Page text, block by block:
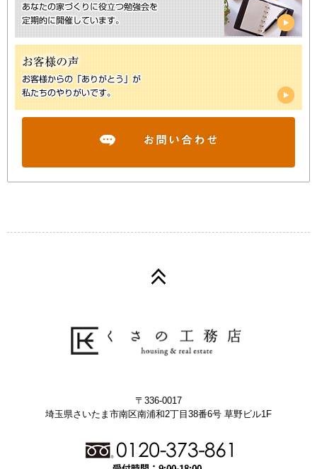
〒336-0017
埼玉県さいたま市南区南浦和2丁目38番6号 草野ビル1F